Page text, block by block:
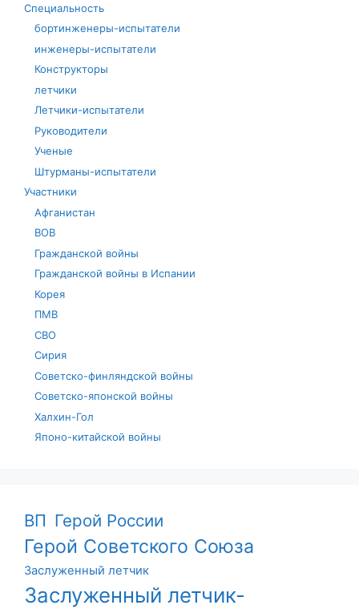
Специальность
бортинженеры-испытатели
инженеры-испытатели
Конструкторы
летчики
Летчики-испытатели
Руководители
Ученые
Штурманы-испытатели
Участники
Афганистан
ВОВ
Гражданской войны
Гражданской войны в Испании
Корея
ПМВ
СВО
Сирия
Советско-финляндской войны
Советско-японской войны
Халхин-Гол
Японо-китайской войны
ВП Герой России
Герой Советского Союза
Заслуженный летчик
Заслуженный летчик-